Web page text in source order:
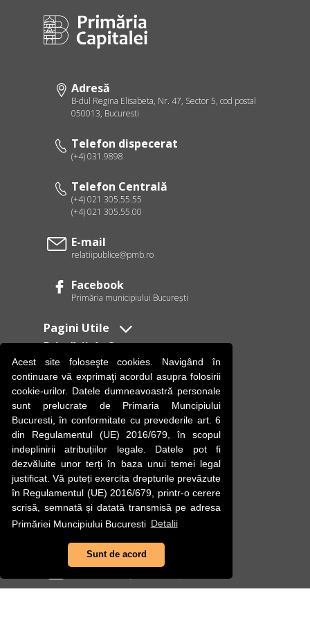
Acest site foloseşte cookies. Navigând în
continuare vă exprimaţi acordul asupra folosirii
cookie-urilor. Datele dumneavoastră personale
sunt prelucrate de Primaria Muncipiului
Bucuresti, în conformitate cu prevederile art. 6
din Regulamentul (UE) 2016/679, în scopul
indeplinirii atribuțiilor legale. Datele pot fi
dezvăluite unor terți în baza unui temei legal
justificat. Vă puteți exercita drepturile prevăzute
în Regulamentul (UE) 2016/679, printr-o cerere
scrisă, semnată și datată transmisă pe adresa
Primăriei Muncipiului Bucuresti Detalii
Sunt de acord
Adresă
B-dul Regina Elisabeta, Nr. 47, Sector 5, cod postal
050013, Bucuresti
Telefon dispecerat
(+4) 031.9898
Telefon Centrală
(+4) 021 305.55.55
(+4) 021 305.55.00
E-mail
relatiipublice@pmb.ro
Facebook
Primăria municipiului Bucureşti
Pagini Utile
Primării de Sector:
Legături externe
E-mail
relatiipublice@pmb.ro
Facebook
Primăria Municipiului Bucureşti
YouTube